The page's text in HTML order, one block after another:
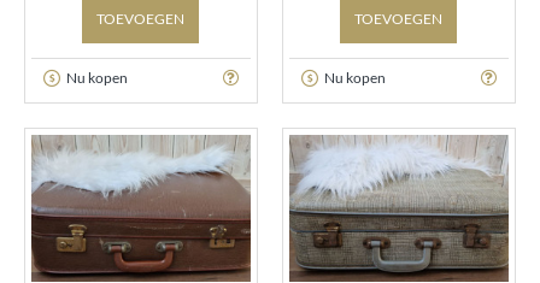
TOEVOEGEN
Nu kopen
TOEVOEGEN
Nu kopen